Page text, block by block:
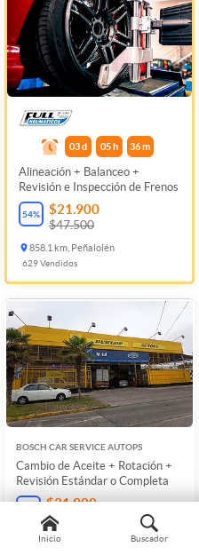
03 d 05 h 36m
Alineación + Balanceo +
Revisión e Inspección de Frenos
54% $21.900
$47.500
858.1 km, Peñalolén
629Vendidos
BOSCH CAR SERVICE AUTOPS
Cambio de Aceite + Rotación +
Revisión Estándar o Completa
$31.900
$60.000
1.8Inicio Buscador